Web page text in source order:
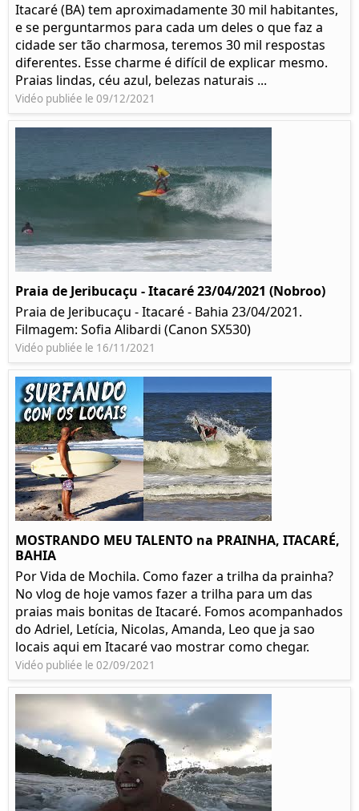
Itacaré (BA) tem aproximadamente 30 mil habitantes,
e se perguntarmos para cada um deles o que faz a
cidade ser tão charmosa, teremos 30 mil respostas
diferentes. Esse charme é difícil de explicar mesmo.
Praias lindas, céu azul, belezas naturais ...
Vidéo publiée le 09/12/2021
Praia de Jeribucaçu - Itacaré 23/04/2021 (Nobroo)
Praia de Jeribucaçu - Itacaré - Bahia 23/04/2021.
Filmagem: Sofia Alibardi (Canon SX530)
Vidéo publiée le 16/11/2021
MOSTRANDO MEU TALENTO na PRAINHA, ITACARÉ,
BAHIA
Por Vida de Mochila. Como fazer a trilha da prainha?
No vlog de hoje vamos fazer a trilha para um das
praias mais bonitas de Itacaré. Fomos acompanhados
do Adriel, Letícia, Nicolas, Amanda, Leo que ja sao
locais aqui em Itacaré vao mostrar como chegar.
Vidéo publiée le 02/09/2021